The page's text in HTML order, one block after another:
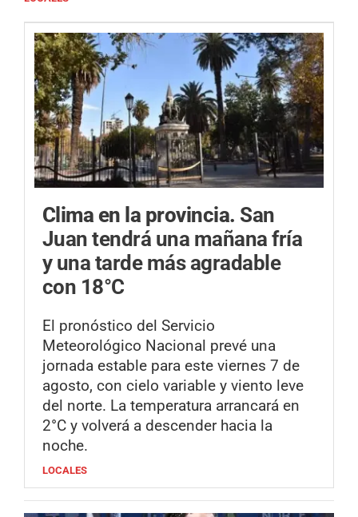
Clima en la provincia. San
Juan tendrá una mañana fría
y una tarde más agradable
con 18°C
El pronóstico del Servicio
Meteorológico Nacional prevé una
jornada estable para este viernes 7 de
agosto, con cielo variable y viento leve
del norte. La temperatura arrancará en
2°C y volverá a descender hacia la
noche.
LOCALES